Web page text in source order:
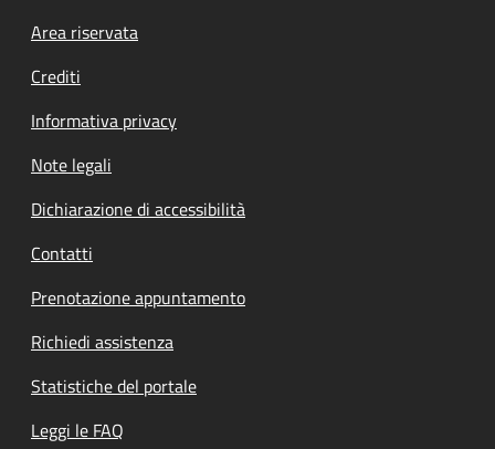
Footer menu
Area riservata
Crediti
Informativa privacy
Note legali
Dichiarazione di accessibilità
Contatti
Prenotazione appuntamento
Richiedi assistenza
Statistiche del portale
Leggi le FAQ